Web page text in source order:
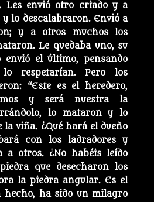
Les envió otro criado y a
lo descalabraron. Envió a
y a otros muchos los
Le quedaba uno, su
el último, pensando
respetarían. Pero los
“Este es el heredero,
y será nuestra la
lo mataron y lo
viña. ¿Qué hará el dueño
con los ladradores y
a otros. ¿No habéis leído
que desecharon los
la piedra angular. Es el
hecho, ha sido un milagro